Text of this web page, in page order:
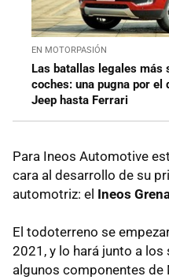
EN MOTORPASIÓN
Las batallas legales más
coches: una pugna por el
Jeep hasta Ferrari
Para Ineos Automotive
cara al desarrollo de su
automotriz: el Ineos
El todoterreno se
2021, y lo hará junto a
algunos componentes de